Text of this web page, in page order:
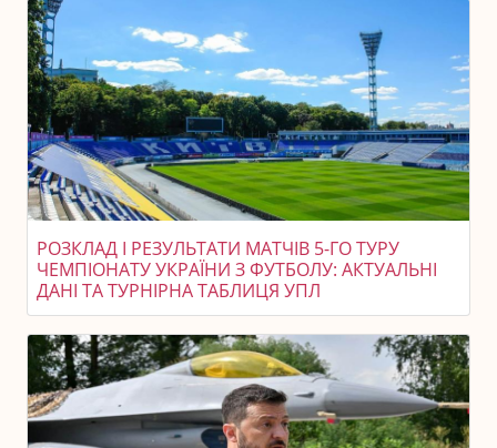
РОЗКЛАД І РЕЗУЛЬТАТИ МАТЧІВ 5-ГО ТУРУ
ЧЕМПІОНАТУ УКРАЇНИ З ФУТБОЛУ: АКТУАЛЬНІ
ДАНІ ТА ТУРНІРНА ТАБЛИЦЯ УПЛ